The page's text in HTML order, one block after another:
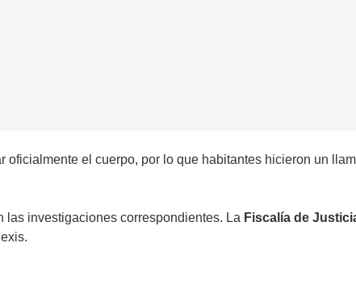
el cuerpo, por lo que habitantes hicieron un
las investigaciones correspondientes. La Fiscalía de